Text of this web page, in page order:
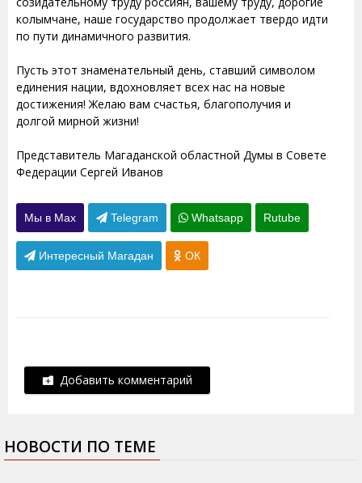
колымчане, наше государство продолжает твердо идти
по пути динамичного развития.
Пусть этот знаменательный день, ставший символом
единения нации, вдохновляет всех нас на новые
достижения! Желаю вам счастья, благополучия и
долгой мирной жизни!
Представитель Магаданской областной Думы в Совете
Федерации Сергей Иванов
Мы в Max Telegram Whatsapp Rutube
Интересный Магадан ОК
Добавить комментарий
НОВОСТИ ПО ТЕМЕ